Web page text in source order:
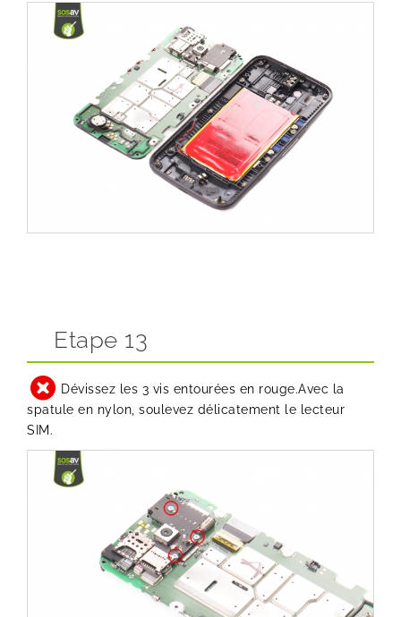
Etape 13
Dévissez les 3 vis entourées en rouge.Avec la
spatule en nylon, soulevez délicatement le lecteur
SIM.